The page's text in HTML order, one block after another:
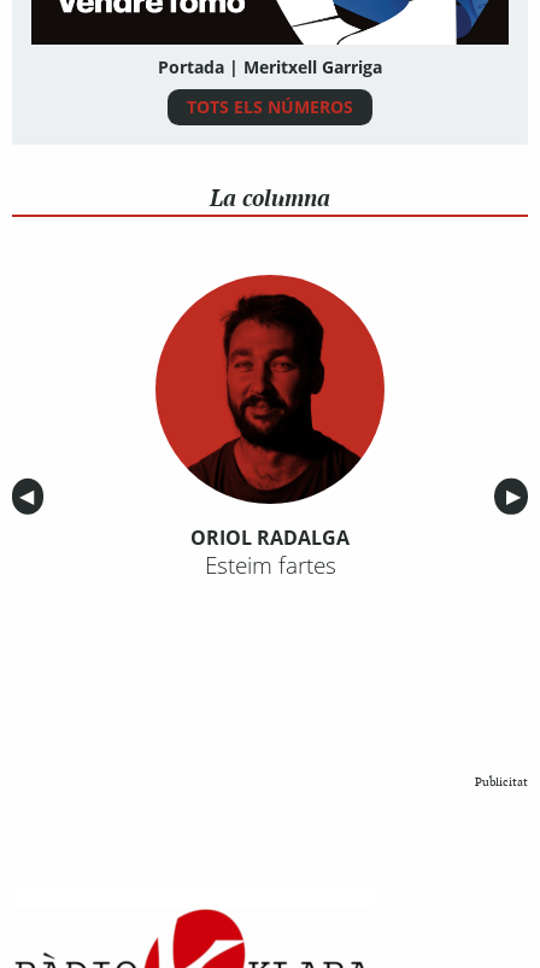
Portada | Meritxell Garriga
TOTS ELS NÚMEROS
La columna
Anterior
◀︎ ▶︎
ORIOL RADALGA
Esteim fartes
Publicitat